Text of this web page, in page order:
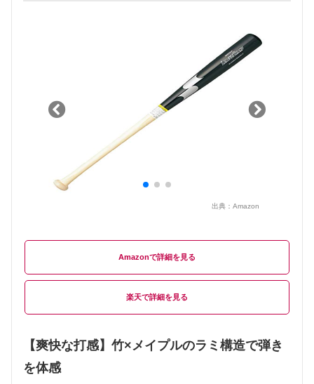
出典： Amazon
Amazon
楽天
【爽快な打感】竹×メイプルのラミ構造で弾き
を体感